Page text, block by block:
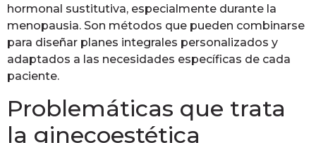
hormonal sustitutiva, especialmente durante la
menopausia. Son métodos que pueden combinarse
para diseñar planes integrales personalizados y
adaptados a las necesidades específicas de cada
paciente.
Problemáticas que trata
la ginecoestética